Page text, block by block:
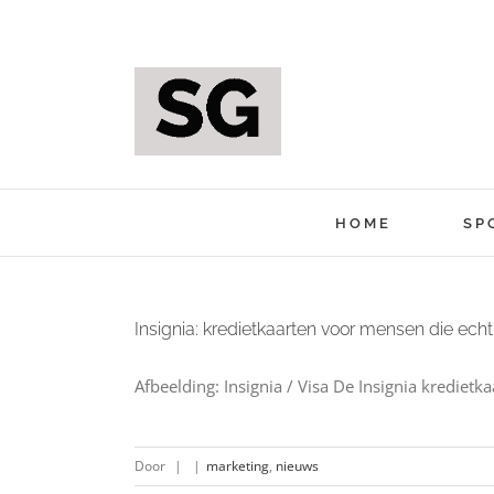
HOME
Insignia: kredietkaarten voor mensen die
Afbeelding: Insignia / Visa De Insignia
Door | | marketing, nieuws